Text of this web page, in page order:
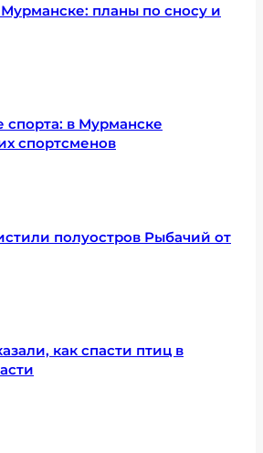
планы по сносу и
спорта: в Мурманске
спортсменов
полуостров Рыбачий от
как спасти птиц в